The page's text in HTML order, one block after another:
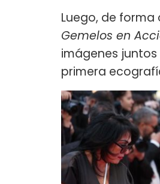
Luego, de
Gemelos en
imágenes
primera